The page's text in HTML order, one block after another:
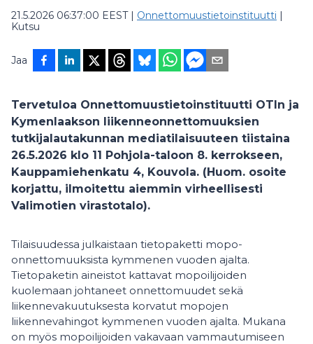
21.5.2026 06:37:00 EEST| Onnettomuustietoinstituutti |
Kutsu
Jaa
Tervetuloa Onnettomuustietoinstituutti OTIn ja
Kymenlaakson liikenneonnettomuuksien
tutkijalautakunnan mediatilaisuuteen tiistaina
26.5.2026 klo 11 Pohjola-taloon 8. kerrokseen,
Kauppamiehenkatu 4, Kouvola. (Huom. osoite
korjattu, ilmoitettu aiemmin virheellisesti
Valimotien virastotalo).
Tilaisuudessa julkaistaan tietopaketti mopo-
onnettomuuksista kymmenen vuoden ajalta.
Tietopaketin aineistot kattavat mopoilijoiden
kuolemaan johtaneet onnettomuudet sekä
liikennevakuutuksesta korvatut mopojen
liikennevahingot kymmenen vuoden ajalta. Mukana
on myös mopoilijoiden vakavaan vammautumiseen